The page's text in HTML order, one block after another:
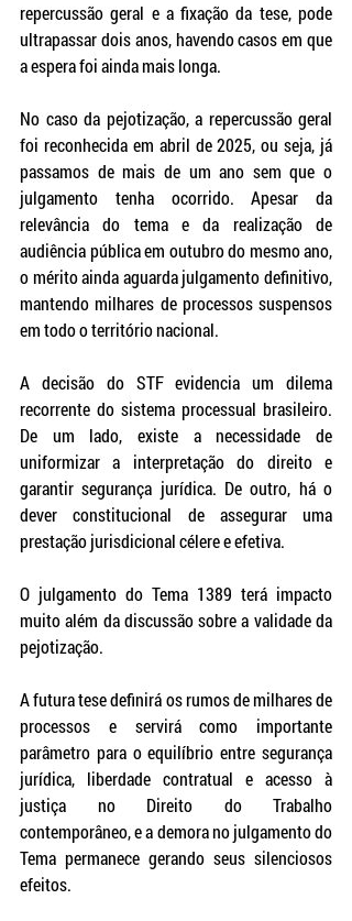
repercussão geral e a fixação da tese, pode
ultrapassar dois anos, havendo casos em que
a espera foi ainda mais longa.
No caso da pejotização, a repercussão geral
foi reconhecida em abril de 2025, ou seja, já
passamos de mais de um ano sem que o
julgamento tenha ocorrido. Apesar da
relevância do tema e da realização de
audiência pública em outubro do mesmo ano,
o mérito ainda aguarda julgamento definitivo,
mantendo milhares de processos suspensos
em todo o território nacional.
A decisão do STF evidencia um dilema
recorrente do sistema processual brasileiro.
De um lado, existe a necessidade de
uniformizar a interpretação do direito e
garantir segurança jurídica. De outro, há o
dever constitucional de assegurar uma
prestação jurisdicional célere e efetiva.
O julgamento do Tema 1389 terá impacto
muito além da discussão sobre a validade da
pejotização.
A futura tese definirá os rumos de milhares de
processos e servirá como importante
parâmetro para o equilíbrio entre segurança
jurídica, liberdade contratual e acesso à
justiça no Direito do Trabalho
contemporâneo, e a demora no julgamento do
Tema permanece gerando seus silenciosos
efeitos.